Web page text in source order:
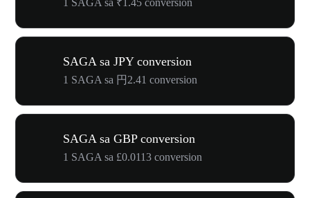
1 SAGA sa ₹1.45 conversion
SAGA sa JPY conversion
1 SAGA sa 円2.41 conversion
SAGA sa GBP conversion
1 SAGA sa £0.0113 conversion